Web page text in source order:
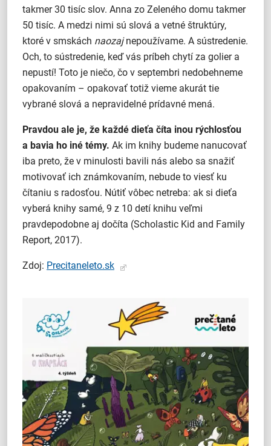
takmer 30 tisíc slov. Anna zo Zeleného domu takmer
50 tisíc. A medzi nimi sú slová a vetné štruktúry,
ktoré v smskách naozajnepoužívame. A sústredenie.
Och, to sústredenie, keď vás príbeh chytí za golier a
nepustí! Toto je niečo, čo v septembri nedobehneme
opakovaním – opakovať totiž vieme akurát tie
vybrané slová a nepravidelné prídavné mená.
Pravdou ale je, že každé dieťa číta inou rýchlosťou
a bavia ho iné témy. Ak im knihy budeme nanucovať
iba preto, že v minulosti bavili nás alebo sa snažiť
motivovať ich známkovaním, nebude to viesť ku
čítaniu s radosťou. Nútiť vôbec netreba: ak si dieťa
vyberá knihy samé, 9 z 10 detí knihu veľmi
pravdepodobne aj dočíta (Scholastic Kid and Family
Report, 2017).
Zdoj: Precitaneleto.sk